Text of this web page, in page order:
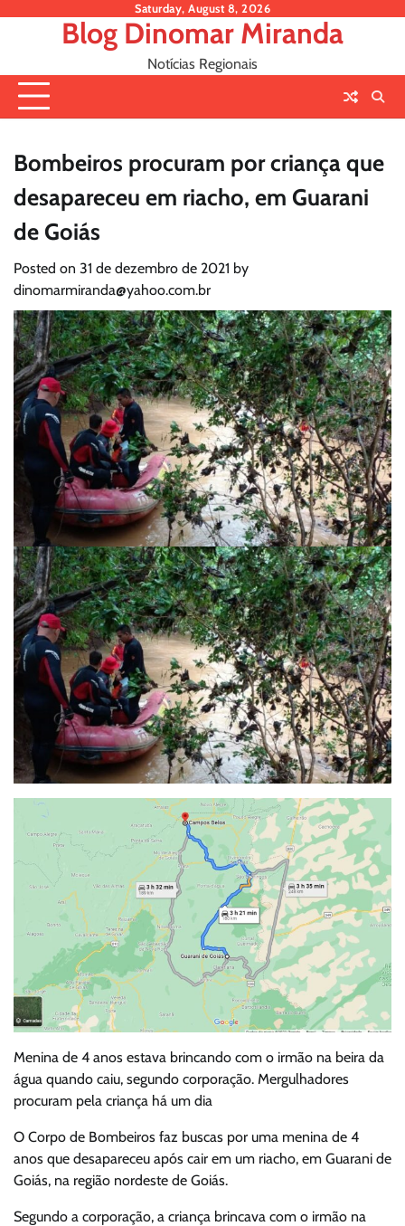
Saturday, August 8, 2026
Blog Dinomar Miranda
Notícias Regionais
Bombeiros procuram por criança que
desapareceu em riacho, em Guarani
de Goiás
Posted on 31 de dezembro de 2021 by
dinomarmiranda@yahoo.com.br
Menina de 4 anos estava brincando com o irmão na beira da
água quando caiu, segundo corporação. Mergulhadores
procuram pela criança há um dia
O Corpo de Bombeiros faz buscas por uma menina de 4
anos que desapareceu após cair em um riacho, em Guarani de
Goiás, na região nordeste de Goiás.
Segundo a corporação, a criança brincava com o irmão na